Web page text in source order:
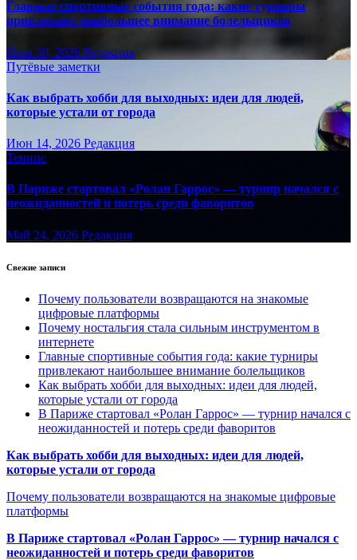
Главные спортивные события года: какие турниры
привлекают наибольшее внимание болельщиков
Июн 30, 2026 Редакция
Путёвые заметки
Как выбрать хобби для выходных: идеи для людей,
которые устали от города
Июн 14, 2026 Редакция
Теннис
В Париже стартовал «Ролан Гаррос» — турнир начался с
неожиданностей и потерь среди фаворитов
Май 24, 2026 Редакция
Свежие записи
Почему пользователи возвращаются на знакомые
цифровые платформы
Почему ностальгия стала сильным инструментом в
интернете
Главные спортивные события года: какие турниры
привлекают наибольшее внимание болельщиков
Как выбрать хобби для выходных: идеи для людей,
которые устали от города
В Париже стартовал «Ролан Гаррос» — турнир начался с
неожиданностей и потерь среди фаворитов
Как выбрать хобби для выходных: идеи для людей,
которые устали от города
Почему пользователи возвращаются на знакомые цифровые
платформы
В Париже стартовал «Ролан Гаррос» — турнир начался с
неожиданностей и потерь среди фаворитов